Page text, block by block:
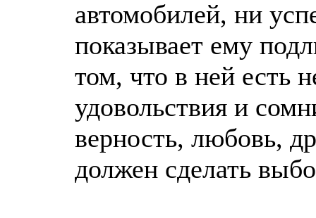
автомобилей, ни
показывает ему
том, что в ней есть
удовольствия и
верность, любовь,
должен сделать